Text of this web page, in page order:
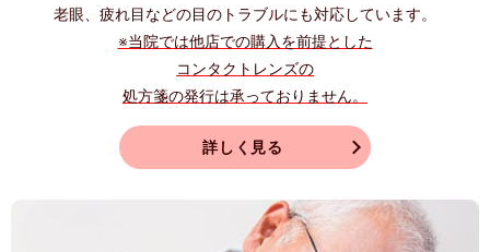
老眼、疲れ目などの目のトラブルにも対応しています。
※当院では他店での購入を前提とした
コンタクトレンズの
処方箋の発行は承っておりません。
詳しく見る